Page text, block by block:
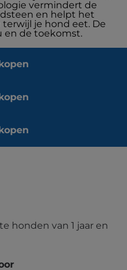
vermindert de
en helpt het
je hond eet. De
en de toekomst.
honden van 1 jaar en